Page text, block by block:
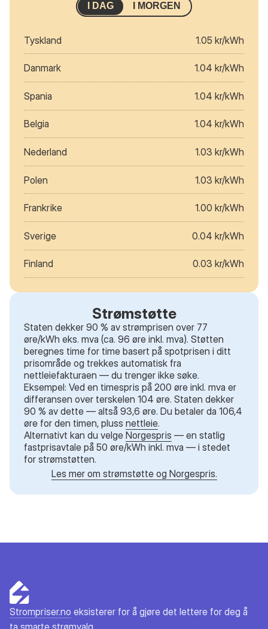
I DAG I MORGEN
Tyskland 1.05 kr/kWh
Danmark 1.04 kr/kWh
Spania 1.04 kr/kWh
Belgia 1.04 kr/kWh
Nederland 1.03 kr/kWh
Polen 1.03 kr/kWh
Frankrike 1.00 kr/kWh
Sverige 0.04 kr/kWh
Finland 0.03 kr/kWh
Strømstøtte
Staten dekker 90 % av strømprisen over 77
øre/kWh eks. mva (ca. 96 øre inkl. mva). Støtten
beregnes time for time basert på spotprisen i ditt
prisområde og trekkes automatisk fra
nettleiefakturaen — du trenger ikke søke.
Eksempel: Ved en timespris på 200 øre inkl. mva er
differansen over terskelen 104 øre. Staten dekker
90 % av dette — altså 93,6 øre. Du betaler da 106,4
øre for den timen, pluss nettleie.
Alternativt kan du velge Norgespris — en statlig
fastprisavtale på 50 øre/kWh inkl. mva — i stedet
for strømstøtten.
Les mer om strømstøtte og Norgespris.
Strompriser.no eksisterer for å gjøre det lettere for deg å